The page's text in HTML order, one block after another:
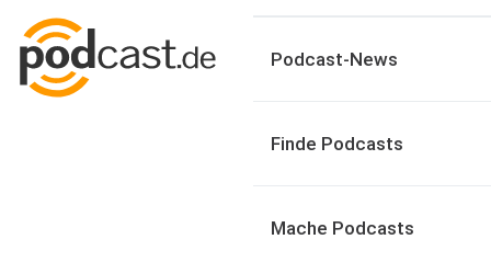
Podcast-News
Finde Podcasts
Mache Podcasts